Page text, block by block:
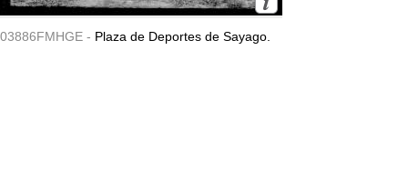
03886FMHGE - Plaza de Deportes de Sayago.